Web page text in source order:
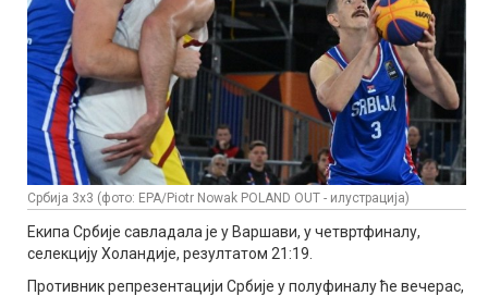
Србија 3x3 (фото: EPA/Piotr Nowak POLAND OUT - илустрација)
Екипа Србије савладала је у Варшави, у четвртфиналу,
селекцију Холандије, резултатом 21:19.
Противник репрезентацији Србије у полуфиналу ће вечерас,